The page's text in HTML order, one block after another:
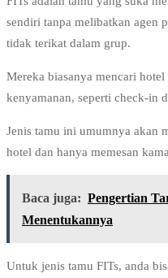
sendiri tanpa melibatkan agen
tidak terikat dalam grup.
Mereka biasanya mencari
kenyamanan, seperti check-in
Jenis tamu ini umumnya akan
hotel dan hanya memesan
Baca juga: Pengertian
Menentukannya
Untuk jenis tamu FITs, anda